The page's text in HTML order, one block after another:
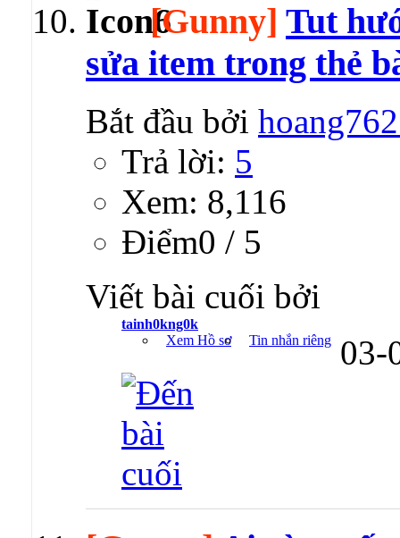
[Gunny] Tut
sửa item trong thẻ
Bắt đầu bởi
Trả lời: 5
Xem: 8,116
Ðiểm0 / 5
Viết bài cuối bởi
tainh0kng0k
Xem Hồ sơ
Tin nhắn riêng 03-